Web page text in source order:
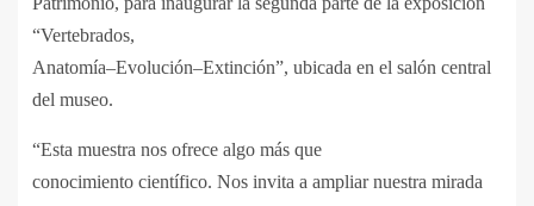
“Vertebrados,
Anatomía–Evolución–Extinción”, ubicada en el salón central
del museo.
“Esta muestra nos ofrece algo más que
conocimiento científico. Nos invita a ampliar nuestra mirada